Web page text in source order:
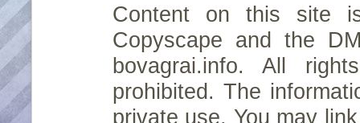
Content on this site
Copyscape and the
bovagrai.info. All
prohibited. The
private use. You may